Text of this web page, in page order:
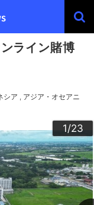
ライン賭博
シア
アジア・オセアニ
1/23
2/23
3/23
4/23
5/23
6/23
7/23
8/23
9/23
10/23
11/23
12/23
13/23
14/23
15/23
16/23
17/23
18/23
19/23
20/23
21/23
22/23
23/23